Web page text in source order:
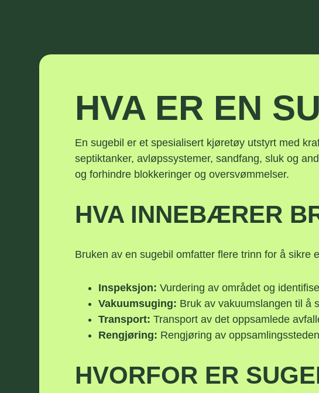
HVA ER EN
En sugebil er et spesialisert kjøretøy utstyrt med
septiktanker, avløpssystemer, sandfang, sluk og
og forhindre blokkeringer og oversvømmelser.
HVA INNEBÆRER
Bruken av en sugebil omfatter flere trinn for å sikre
Inspeksjon: Vurdering av området og
Vakuumsuging: Bruk av vakuumslangen til å
Transport: Transport av det oppsamlede
Rengjøring: Rengjøring av
HVORFOR ER